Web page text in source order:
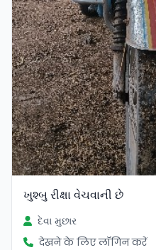
ખુશ્બુ રીક્ષા વેચવાની છે
દેવા મુછાર
देखने के लिए लॉगिन करें